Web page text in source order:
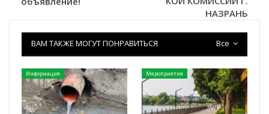
НАЗРАНЬ
Все
ВАМ ТАКЖЕ МОГУТ ПОНРАВИТЬСЯ
Информация Мероприятия